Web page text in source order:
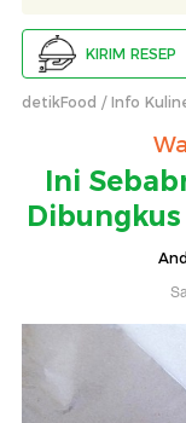
KIRIM RESEP
detikFood Info
Ini